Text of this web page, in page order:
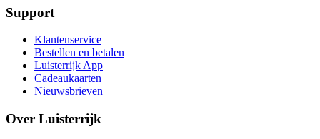
Support
Klantenservice
Bestellen en betalen
Luisterrijk App
Cadeaukaarten
Nieuwsbrieven
Over Luisterrijk